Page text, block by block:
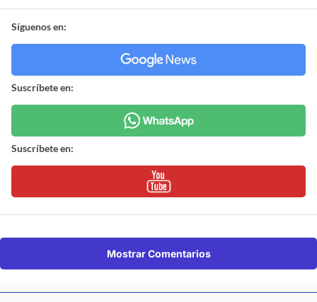
Síguenos en:
Suscríbete en:
Suscríbete en:
Mostrar Comentarios